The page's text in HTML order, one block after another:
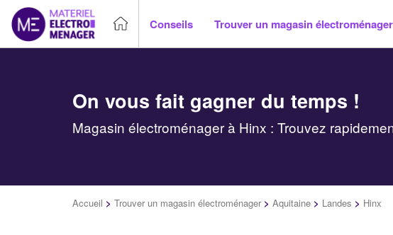
Conseils Trouver un magasin électroménager
On vous fait gagner du temps !
Magasin électroménager à Hinx : Trouvez
Accueil > Trouver un magasin électroménager > Aquitaine > Landes > Hinx